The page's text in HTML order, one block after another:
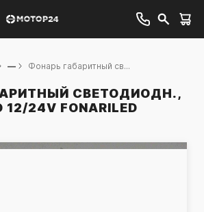
— Фонарь габаритный св...
СВЕТОДИОДН.,
24V FONARILED